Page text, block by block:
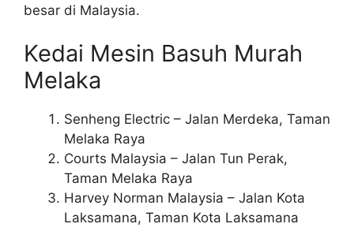
besar di Malaysia.
Kedai Mesin Basuh Murah
Melaka
Senheng Electric – Jalan Merdeka, Taman
Melaka Raya
Courts Malaysia – Jalan Tun Perak,
Taman Melaka Raya
Harvey Norman Malaysia – Jalan Kota
Laksamana, Taman Kota Laksamana